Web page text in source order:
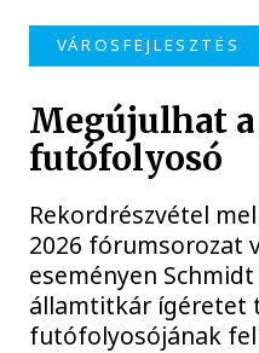
VÁROSFEJLESZTÉS
Megújulhat
futófolyosó
Rekordrészvétel
2026 fórumsorozat
eseményen
államtitkár ígéretet
futófolyosójának